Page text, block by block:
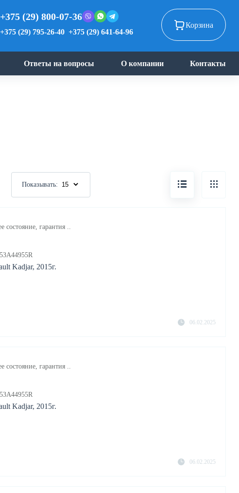
+375 (29) 800-07-36
+375 (29) 795-26-40 +375 (29) 641-64-96
Корзина
Ответы на вопросы О компании Контакты
Показывать:
Kadjar, 2015г.
состояние, гарантия ..
06.02.2025
Kadjar, 2015г.
состояние, гарантия ..
06.02.2025